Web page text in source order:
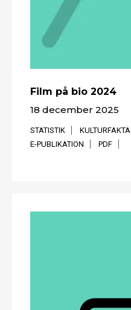
Film på bio 2024
18 december 2025
STATISTIK KULTURFAKTA
E-PUBLIKATION
PDF